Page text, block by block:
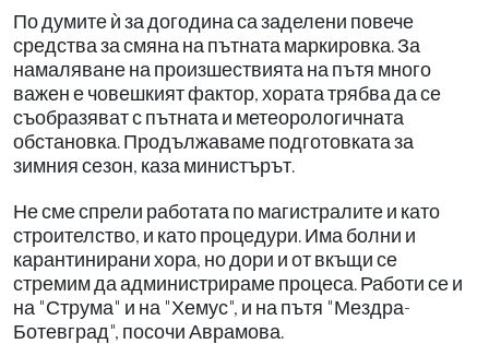
По думите ѝ за догодина са заделени повече
средства за смяна на пътната маркировка. За
намаляване на произшествията на пътя много
важен е човешкият фактор, хората трябва да се
съобразяват с пътната и метеорологичната
обстановка. Продължаваме подготовката за
зимния сезон, каза министърът.
Не сме спрели работата по магистралите и като
строителство, и като процедури. Има болни и
карантинирани хора, но дори и от вкъщи се
стремим да администрираме процеса. Работи се и
на "Струма" и на "Хемус", и на пътя "Мездра-
Ботевград", посочи Аврамова.